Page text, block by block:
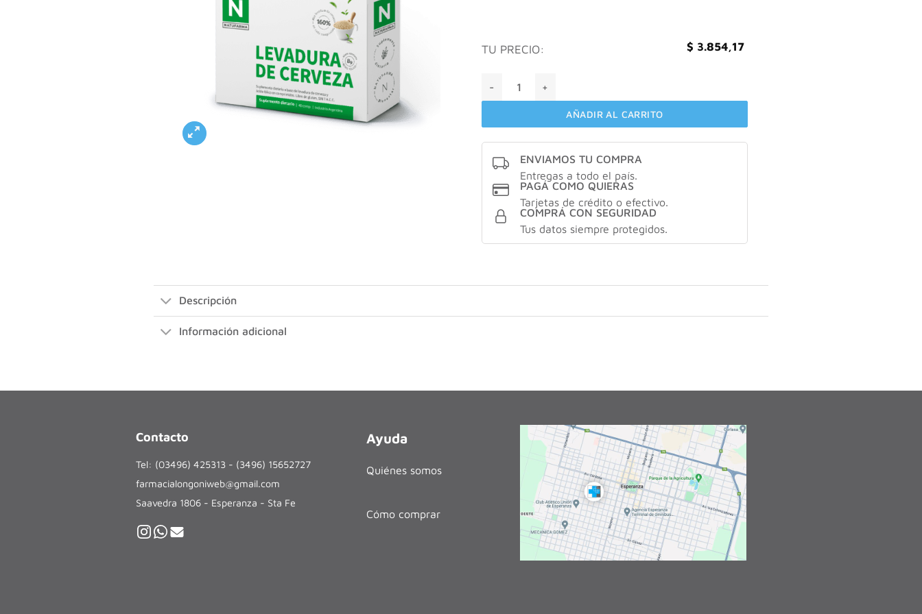
TU PRECIO: $ 3.854,17
AÑADIR AL CARRITO
ENVIAMOS TU COMPRA
Entregas a todo el país.
PAGÁ COMO QUIERAS
Tarjetas de crédito o efectivo.
COMPRÁ CON SEGURIDAD
Tus datos siempre protegidos.
Descripción
Información adicional
Contacto
Tel: (03496) 425313 - (3496) 15652727
farmacialongoniweb@gmail.com
Saavedra 1806 - Esperanza - Sta Fe
Ayuda
Quiénes somos
Cómo comprar